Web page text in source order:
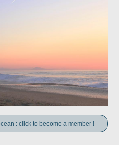
: click to become a member !